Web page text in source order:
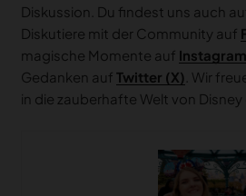
Diskussion. Du findest uns auch
Diskutiere mit der Community auf
magische Momente auf Instagram
Gedanken auf Twitter (X) . Wir
in die zauberhafte Welt von Disney